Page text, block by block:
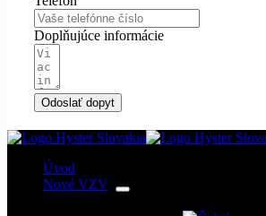
Doplňujúce informácie
Odoslať dopyt
Úvod
Nové VZV